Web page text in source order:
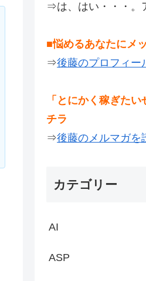
⇒は、はい・・・。
■悩めるあなたにメ
⇒後藤のプロフィー
「とにかく稼ぎた
チラ
⇒後藤のメルマガを
カテゴリー
AI
ASP